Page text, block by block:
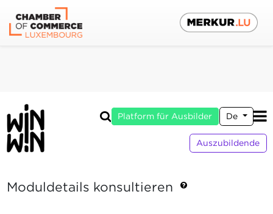
Platform für Ausbilder De
Auszubildende
Moduldetails konsultieren